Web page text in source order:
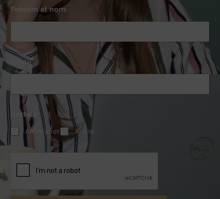
Prénom et nom *
Email*
Secteur
Animalier
Autre